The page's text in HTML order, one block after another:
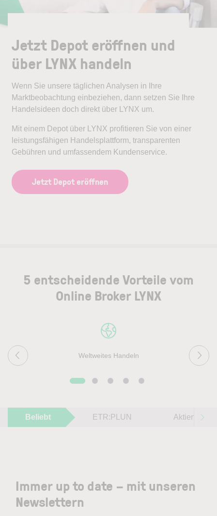
Jetzt Depot eröffnen und
über LYNX handeln
Wenn Sie unsere täglichen Analysen in Ihre
Marktbeobachtung einbeziehen, dann setzen Sie Ihre
Handelsideen doch direkt über LYNX um.
Mit einem Depot über LYNX profitieren Sie von einer
leistungsfähigen Handelsplattform, transparenten
Gebühren und umfassendem Kundenservice.
Jetzt Depot eröffnen
5 entscheidende Vorteile vom
Online Broker LYNX
Weltweites Handeln
Beliebt ETR:PLUN Aktien im
Immer up to date – mit unseren
Newslettern